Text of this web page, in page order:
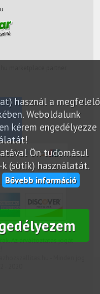
használ a megfelelő
Weboldalunk
kérem engedélyezze
Ön tudomásul
(sütik) használatát.
Bővebb információ
Az árváltoztatás jogát